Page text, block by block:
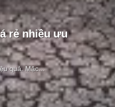
rẻ nhiều ưu
quả. Mặc...